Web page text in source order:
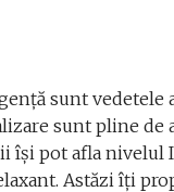
sunt vedetele
sunt pline de
își pot afla
Astăzi îți